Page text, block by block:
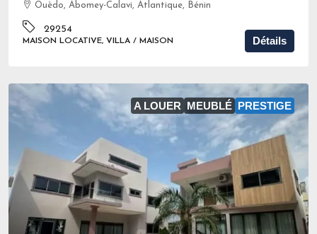
Ouèdo, Abomey-Calavi, Atlantique, Bénin
29254
MAISON LOCATIVE, VILLA / MAISON Détails
A LOUER MEUBLÉ PRESTIGE